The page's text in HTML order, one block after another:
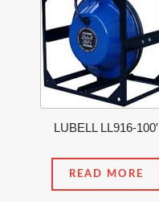
LUBELL LL916-100′
READ MORE